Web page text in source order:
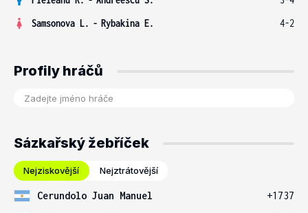
Samsonova L. - Rybakina E. 4-2
Profily hráčů
Sázkařský žebříček
Nejziskovější Nejztrátovější
Cerundolo Juan Manuel
+1737